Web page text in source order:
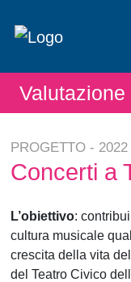
Valutazione
PROGETTO - 2022
Concerti a
L’obiettivo:
cultura musicale
crescita della vita
del Teatro Civico